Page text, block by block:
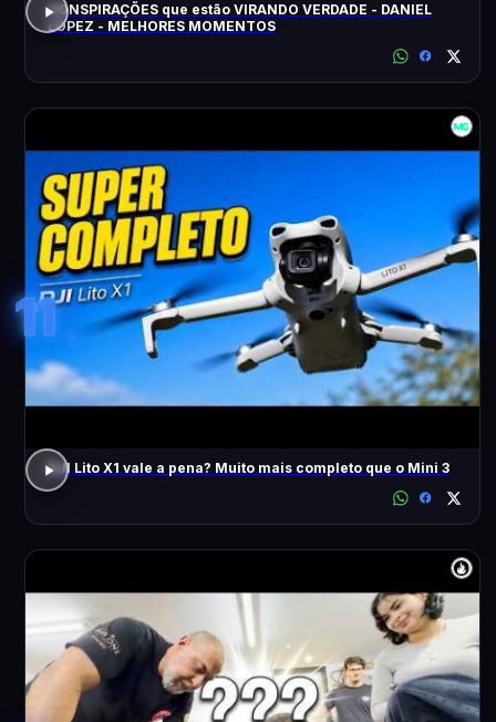
CONSPIRAÇÕES que estão VIRANDO VERDADE - DANIEL
LOPEZ - MELHORES MOMENTOS
11
DJI Lito X1 vale a pena? Muito mais completo que o Mini 3